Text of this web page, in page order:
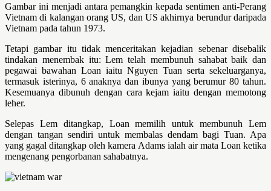
Gambar ini menjadi antara pemangkin kepada sentimen anti-Perang
Vietnam di kalangan orang US, dan US akhirnya berundur daripada
Vietnam pada tahun 1973.
Tetapi gambar itu tidak menceritakan kejadian sebenar disebalik
tindakan menembak itu: Lem telah membunuh sahabat baik dan
pegawai bawahan Loan iaitu Nguyen Tuan serta sekeluarganya,
termasuk isterinya, 6 anaknya dan ibunya yang berumur 80 tahun.
Kesemuanya dibunuh dengan cara kejam iaitu dengan memotong
leher.
Selepas Lem ditangkap, Loan memilih untuk membunuh Lem
dengan tangan sendiri untuk membalas dendam bagi Tuan. Apa
yang gagal ditangkap oleh kamera Adams ialah air mata Loan ketika
mengenang pengorbanan sahabatnya.